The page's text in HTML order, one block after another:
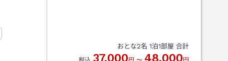
おとな2名 1泊1部屋 合計
37,000 48,000